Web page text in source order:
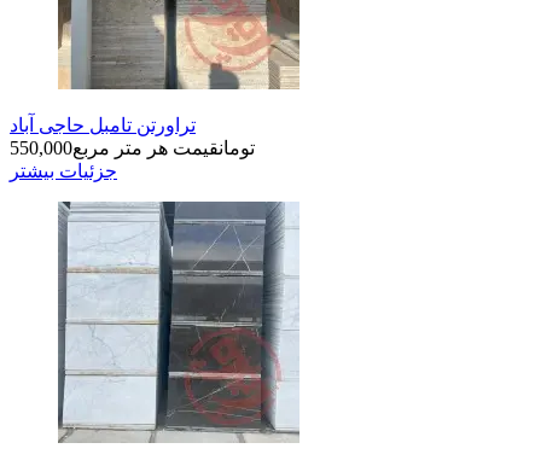
تراورتن تامبل حاجی آباد
550,000
تومانقیمت هر متر مربع
جزئیات بیشتر